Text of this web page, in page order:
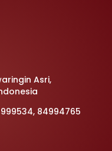
Asri,
84994765